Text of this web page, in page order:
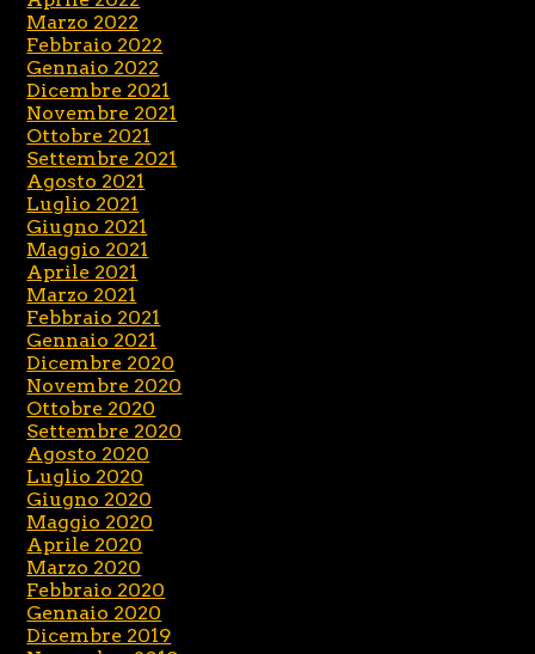
Marzo 2022
Febbraio 2022
Gennaio 2022
Dicembre 2021
Novembre 2021
Ottobre 2021
Settembre 2021
Agosto 2021
Luglio 2021
Giugno 2021
Maggio 2021
Aprile 2021
Marzo 2021
Febbraio 2021
Gennaio 2021
Dicembre 2020
Novembre 2020
Ottobre 2020
Settembre 2020
Agosto 2020
Luglio 2020
Giugno 2020
Maggio 2020
Aprile 2020
Marzo 2020
Febbraio 2020
Gennaio 2020
Dicembre 2019